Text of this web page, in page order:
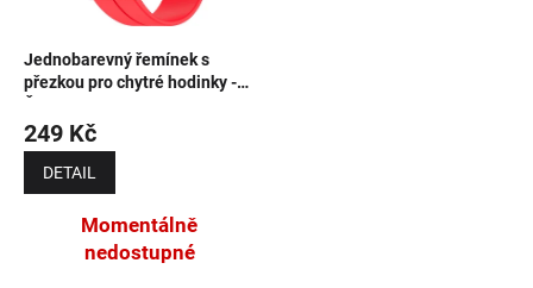
Jednobarevný řemínek s
přezkou pro chytré hodinky -
249 Kč
DETAIL
Momentálně
nedostupné